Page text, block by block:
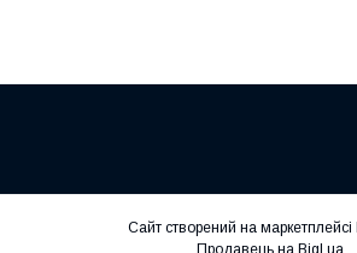
Сайт створений на маркетплейсі